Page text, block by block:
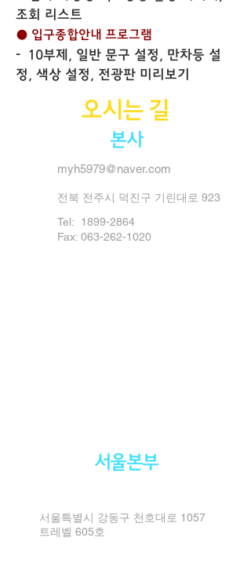
조회 리스트
● 입구종합안내 프로그램
- 10부제, 일반 문구 설정, 만차등 설
정, 색상 설정, 전광판 미리보기
오시는 길
본사
myh5979@naver.com
전북 전주시 덕진구 기린대로 923
Tel: 1899-2864
Fax: 063-262-1020
서울본부
서울특별시 강동구 천호대로 1057
트레벨 605호